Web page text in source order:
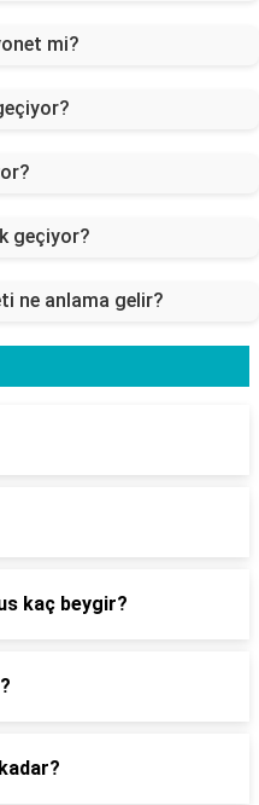
mi?
geçiyor?
ne anlama gelir?
kaç beygir?